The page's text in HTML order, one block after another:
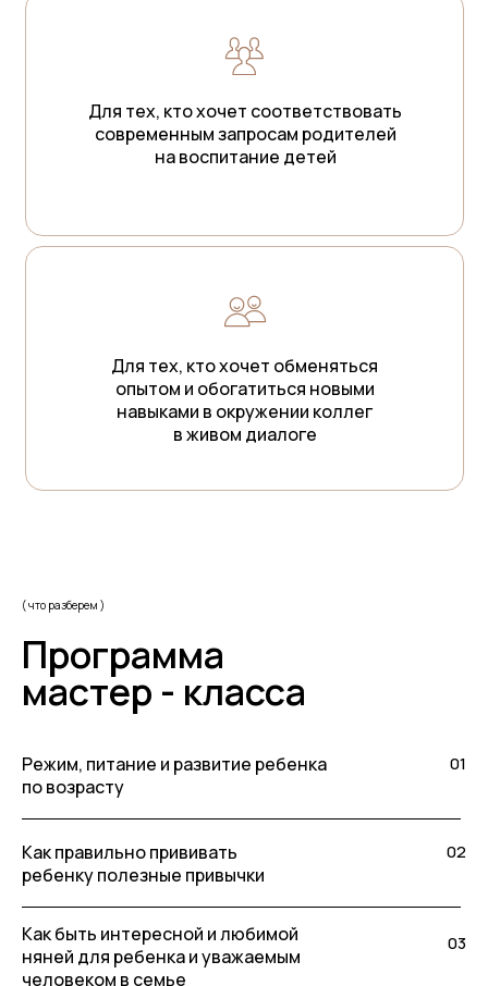
Для тех, кто хочет обменяться
опытом и обогатиться новыми
навыками в окружении коллег
в живом диалоге
Для тех, кто хочет соответствовать
современным запросам родителей
на воспитание детей
( что разберем )
Программа
мастер - класса
Режим, питание и развитие ребенка
по возрасту
01
Как правильно прививать
ребенку полезные привычки
02
Как быть интересной и любимой
няней для ребенка и уважаемым
человеком в семье
03